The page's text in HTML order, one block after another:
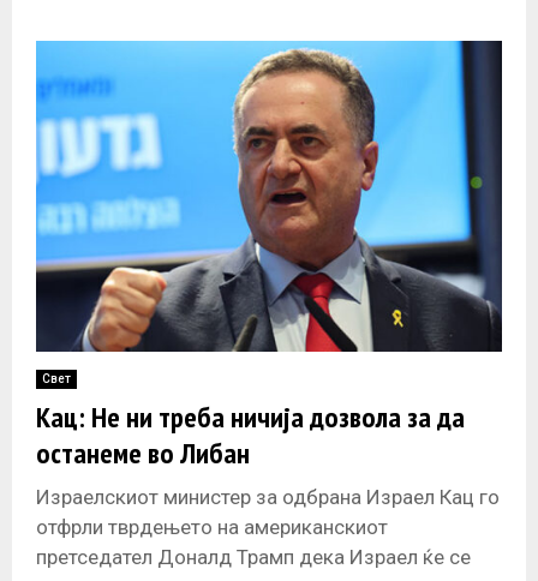
Свет
Кац: Не ни треба ничија дозвола за да
останеме во Либан
Израелскиот министер за одбрана Израел Кац го
отфрли тврдењето на американскиот
претседател Доналд Трамп дека Израел ќе се